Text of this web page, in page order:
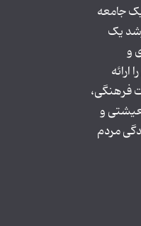
جامعه
یک
و
فرهنگی،
و
مردم